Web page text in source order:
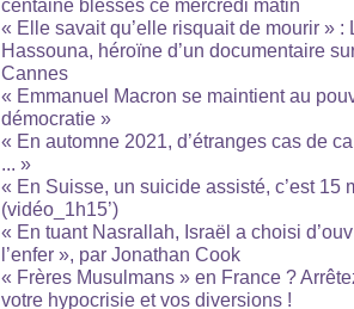
centaine blessés ce mercredi matin
« Elle savait qu’elle risquait de mourir » :
Hassouna, héroïne d’un documentaire
Cannes
« Emmanuel Macron se maintient au
démocratie »
« En automne 2021, d’étranges cas de
... »
« En Suisse, un suicide assisté, c’est 15
(vidéo_1h15’)
« En tuant Nasrallah, Israël a choisi
l’enfer », par Jonathan Cook
« Frères Musulmans » en France ?
votre hypocrisie et vos diversions !